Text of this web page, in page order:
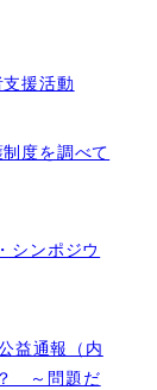
援活動
度を調べて
シンポジウ
益通報（内
～問題だ